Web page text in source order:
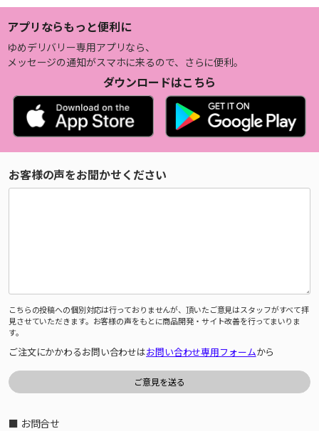
アプリならもっと便利に
ゆめデリバリー専用アプリなら、
メッセージの通知がスマホに来るので、さらに便利。
ダウンロードはこちら
お客様の声をお聞かせください
こちらの投稿への個別対応は行っておりませんが、頂いたご意見はスタッフがすべて拝
見させていただきます。お客様の声をもとに商品開発・サイト改善を行ってまいりま
す。
ご注文にかかわるお問い合わせはお問い合わせ専用フォームから
■ お問合せ